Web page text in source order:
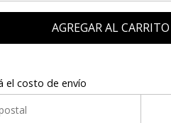
AGREGAR AL CARRITO
el costo de envío